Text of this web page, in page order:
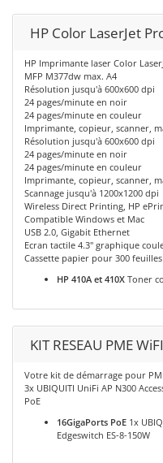
HP Color LaserJet
HP Imprimante laser Color
MFP M377dw max. A4
Résolution jusqu'à 600x600 dpi
24 pages/minute en noir
24 pages/minute en couleur
Imprimante, copieur, scanner,
Résolution jusqu'à 600x600 dpi
24 pages/minute en noir
24 pages/minute en couleur
Imprimante, copieur, scanner,
Scannage jusqu'à 1200x1200 dpi
Wireless Direct Printing, HP
Compatible Windows et Mac
USB 2.0, Gigabit Ethernet
Ecran tactile 4.3" graphique
Cassette papier pour 300 feuilles
HP 410A et 410X Toner
KIT RESEAU PME
Votre kit de démarrage pour
3x UBIQUITI UniFi AP N300
PoE
16GigaPorts PoE 1x
Edgeswitch ES-8-150W